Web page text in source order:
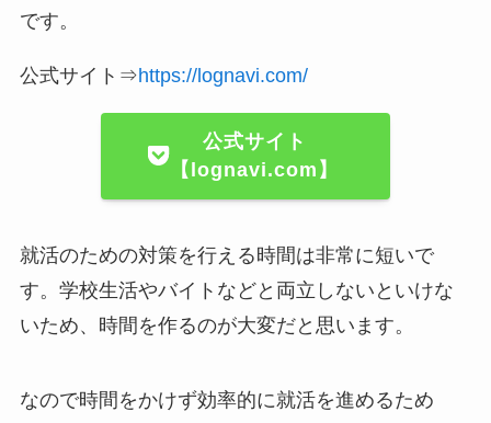
です。
公式サイト⇒https://lognavi.com/
公式サイト
【lognavi.com】
就活のための対策を行える時間は非常に短いで
す。学校生活やバイトなどと両立しないといけな
いため、時間を作るのが大変だと思います。
なので時間をかけず効率的に就活を進めるため